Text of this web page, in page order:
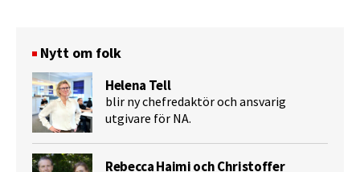
Nytt om folk
Helena Tell
blir ny chefredaktör och ansvarig
utgivare för NA.
Rebecca Haimi och Christoffer